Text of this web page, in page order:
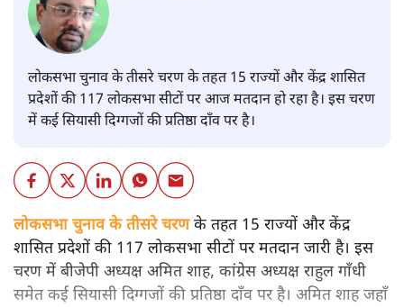
लोकसभा चुनाव के तीसरे चरण के तहत 15 राज्यों और केंद्र शासित
प्रदेशों की 117 लोकसभा सीटों पर आज मतदान हो रहा है। इस चरण
में कई सियासी दिग्गजों की प्रतिष्ठा दाँव पर है।
लोकसभा चुनाव के तीसरे चरणके तहत 15 राज्यों और केंद्र
शासित प्रदेशों की 117 लोकसभा सीटों पर मतदान जारी है। इस
चरण में बीजेपी अध्यक्ष अमित शाह, कांग्रेस अध्यक्ष राहुल गाँधी
समेत कई सियासी दिग्गजों की प्रतिष्ठा दाँव पर है। अमित शाह जहाँ